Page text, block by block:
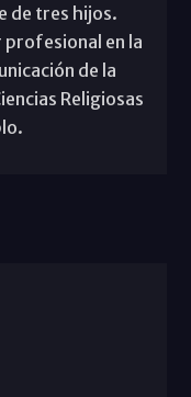
de tres hijos.
en la
de la
Religiosas